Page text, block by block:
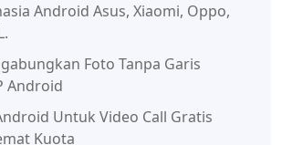
Android Asus, Xiaomi, Oppo,
Foto Tanpa Garis
Android
Untuk Video Call Gratis
Kuota